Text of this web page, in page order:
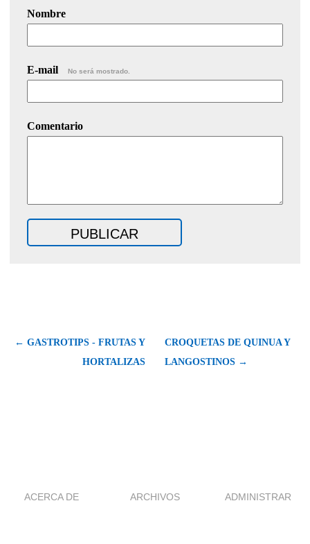
Nombre
E-mail No será mostrado.
Comentario
← GASTROTIPS - FRUTAS Y
HORTALIZAS
CROQUETAS DE QUINUA Y
LANGOSTINOS →
ACERCA DE ARCHIVOS ADMINISTRAR